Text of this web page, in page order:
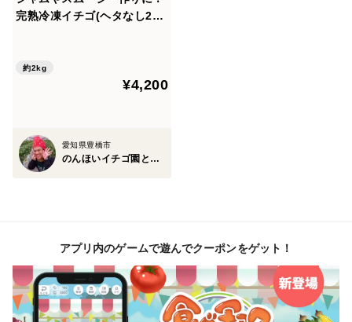
よつぼし ＝甘味と酸味のバランスがよくコクがある
味わい
ベリーポップすず ＝甘味と酸味のバランスがよく、
(イチゴグランプリ2026ザ・リッチな甘さ賞)
ベリーポップはるひ ＝甘味が強くコクのあるイチゴ
おいCベリー＝ビタミンＣが豊富で、甘みもしっかりあ
るイチゴ
ほしうらら＝酸味は少なめで特有の甘さとコクがあるイ
チゴ
完熟冷凍イチゴ(ヘタなし2k
約2kg
¥4,200
愛知県豊橋市
のんほいイチゴ園とよはし
アプリ内のゲームで遊んでクーポンをゲット！